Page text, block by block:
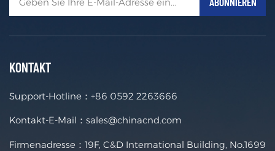
KONTAKT
Support-Hotline： +86 0592 2263666
Kontakt-E-Mail： sales@chinacnd.com
Firmenadresse：19F, C&D International Building, No.1699